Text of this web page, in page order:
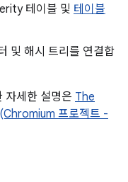
테이블 및 테이블
및 해시 트리를 연결합
자세한 설명은 The
프로젝트 -